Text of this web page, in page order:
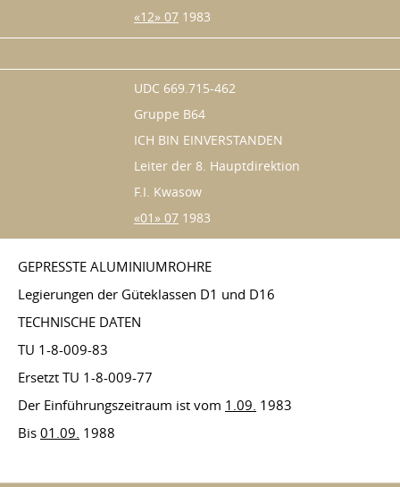
«12» 07 1983
UDC 669.715-462
Gruppe B64
ICH BIN EINVERSTANDEN
Leiter der 8. Hauptdirektion
F.I. Kwasow
«01» 07 1983
GEPRESSTE ALUMINIUMROHRE
Legierungen der Güteklassen D1 und D16
TECHNISCHE DATEN
TU 1-8-009-83
Ersetzt TU 1-8-009-77
Der Einführungszeitraum ist vom 1.09. 1983
Bis 01.09. 1988